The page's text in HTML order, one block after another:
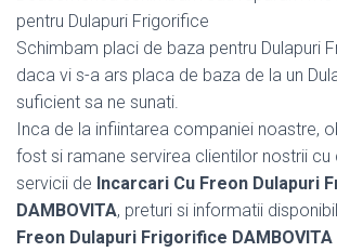
pentru Dulapuri Frigorifice
Schimbam placi de baza pentru Dulapuri
daca vi s-a ars placa de baza de la un
suficient sa ne sunati.
Inca de la infiintarea companiei noastre,
fost si ramane servirea clientilor nostrii cu
servicii de Incarcari Cu Freon Dulapuri
DAMBOVITA, preturi si informatii
Freon Dulapuri Frigorifice DAMBOVITA